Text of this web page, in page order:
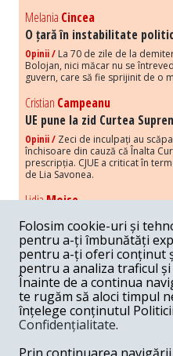
Melania Cincea
O țară în instabilitate
Opinii / La 70 de zile de la
Bolojan, nici măcar nu se
guvern, care să fie sprijinit de o
Cristian Campeanu
UE pune la zid Curtea
Opinii / Zeci de inculpați au
închisoare din cauză că Înalta
prescripția. CJUE a criticat în
de Lia Savonea.
LidiaMoise
Costurile economice ale
Opinii / Economia nu poate
susținerii intereselor poporului,
obsesia menținerii privilegiilor și
Melania Cincea
Noi puseuri de xenofobie
„neaoși”
Periodic, în spațiul public
mesaje xenofobe la adresa câte
Folosim cookie-uri și
pentru a-ți îmbunătăți
pentru a-ți oferi conținut
pentru a analiza traficul
Înainte de a continua
te rugăm să aloci timpul
înțelege conținutul
Confidențialitate.